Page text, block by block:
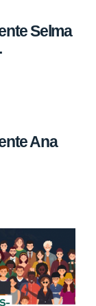
Selma
Ana